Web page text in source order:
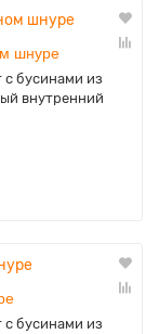
шнуре
с бусинами из
внутренний
с бусинами из